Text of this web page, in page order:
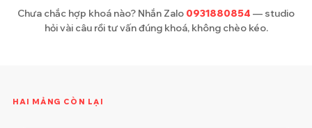
Chưa chắc hợp khoá nào? Nhắn Zalo 0931880854 — studio
hỏi vài câu rồi tư vấn đúng khoá, không chèo kéo.
HAI MẢNG CÒN LẠI